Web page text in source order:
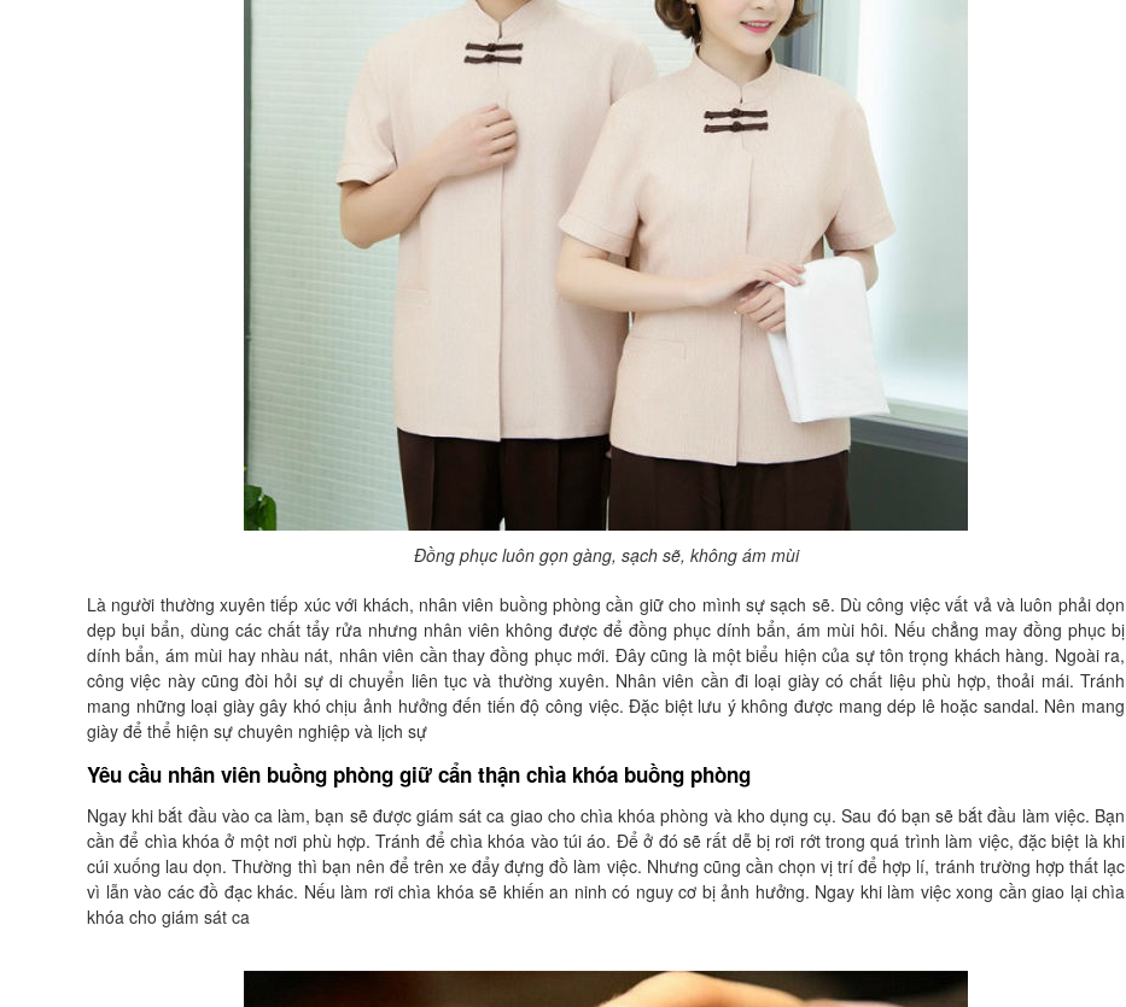
Đồng phục luôn gọn gàng, sạch sẽ, không ám mùi
Là người thường xuyên tiếp xúc với khách, nhân viên buồng phòng cần giữ cho mình sự sạch sẽ. Dù công việc vất vả và luôn phải dọn
dẹp bụi bẩn, dùng các chất tẩy rửa nhưng nhân viên không được để đồng phục dính bẩn, ám mùi hôi. Nếu chẳng may đồng phục bị
dính bẩn, ám mùi hay nhàu nát, nhân viên cần thay đồng phục mới. Đây cũng là một biểu hiện của sự tôn trọng khách hàng. Ngoài ra,
công việc này cũng đòi hỏi sự di chuyển liên tục và thường xuyên. Nhân viên cần đi loại giày có chất liệu phù hợp, thoải mái. Tránh
mang những loại giày gây khó chịu ảnh hưởng đến tiến độ công việc. Đặc biệt lưu ý không được mang dép lê hoặc sandal. Nên mang
giày để thể hiện sự chuyên nghiệp và lịch sự
Yêu cầu nhân viên buồng phòng giữ cẩn thận chìa khóa buồng phòng
Ngay khi bắt đầu vào ca làm, bạn sẽ được giám sát ca giao cho chìa khóa phòng và kho dụng cụ. Sau đó bạn sẽ bắt đầu làm việc. Bạn
cần để chìa khóa ở một nơi phù hợp. Tránh để chìa khóa vào túi áo. Để ở đó sẽ rất dễ bị rơi rớt trong quá trình làm việc, đặc biệt là khi
cúi xuống lau dọn. Thường thì bạn nên để trên xe đẩy đựng đồ làm việc. Nhưng cũng cần chọn vị trí để hợp lí, tránh trường hợp thất lạc
vì lẫn vào các đồ đạc khác. Nếu làm rơi chìa khóa sẽ khiến an ninh có nguy cơ bị ảnh hưởng. Ngay khi làm việc xong cần giao lại chìa
khóa cho giám sát ca